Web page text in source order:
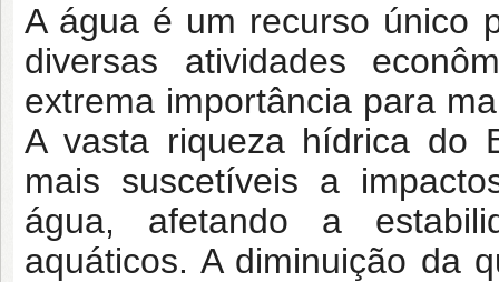
A água é um recurso único
diversas atividades
extrema importância para
A vasta riqueza hídrica do
mais suscetíveis a
água, afetando a
aquáticos. A diminuição da